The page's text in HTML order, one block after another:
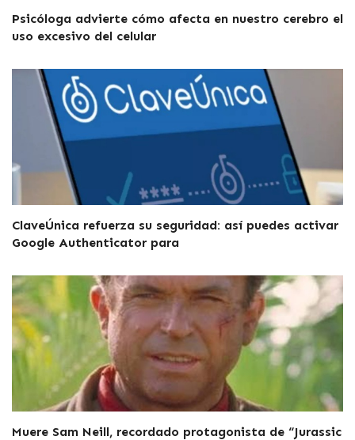
Psicóloga advierte cómo afecta en nuestro cerebro el
uso excesivo del celular
ClaveÚnica refuerza su seguridad: así puedes activar
Google Authenticator para
Muere Sam Neill, recordado protagonista de “Jurassic